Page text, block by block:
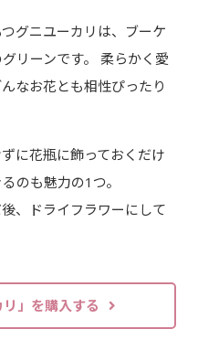
グニユーカリは、ブーケ
リーンです。 柔らかく愛
なお花とも相性ぴったり
に花瓶に飾っておくだけ
のも魅力の1つ。
、ドライフラワーにして
リ」を購入する